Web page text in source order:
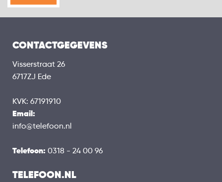
CONTACTGEGEVENS
Visserstraat 26
6717ZJ Ede
KVK: 67191910
Email:
info@telefoon.nl
Telefoon: 0318 - 24 00 96
TELEFOON.NL